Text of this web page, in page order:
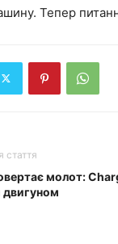
Тепер
стаття
молот: